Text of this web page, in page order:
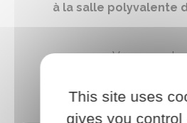
à la salle polyvalente
Venez
This site uses
gives you control